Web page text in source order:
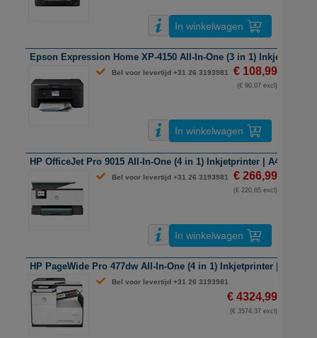
In winkelwagen
Epson Expression Home XP-4150 All-In-One (3 in 1) Inkjetprinter
Bel voor levertijd +31 26 3193981 € 108,99
(€ 90,07 excl)
In winkelwagen
HP OfficeJet Pro 9015 All-In-One (4 in 1) Inkjetprinter | A4 | Wifi
Bel voor levertijd +31 26 3193981 € 266,99
(€ 220,65 excl)
In winkelwagen
HP PageWide Pro 477dw All-In-One (4 in 1) Inkjetprinter | A4 |
Bel voor levertijd +31 26 3193981
€ 4324,99
(€ 3574,37 excl)